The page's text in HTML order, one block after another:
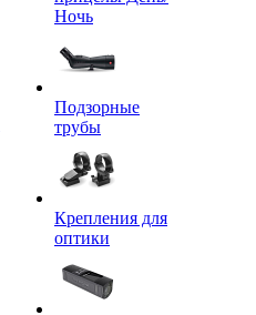
Ночь
Подзорные
трубы
Крепления для
оптики